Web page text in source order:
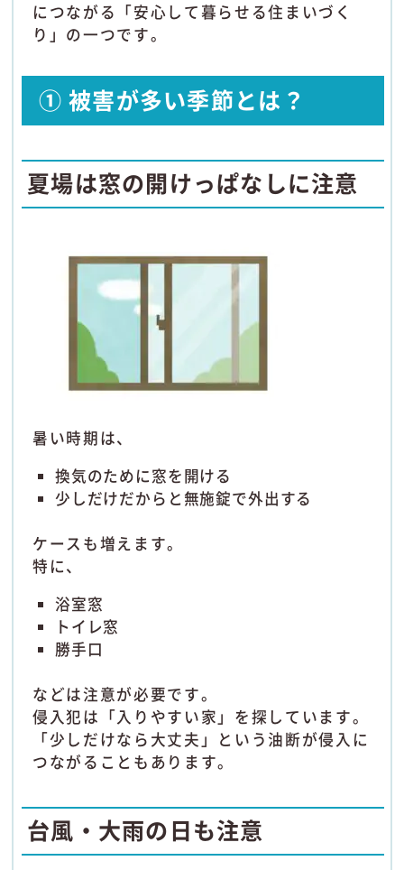
につながる「安心して暮らせる住まいづく
り」の一つです。
① 被害が多い季節とは？
夏場は窓の開けっぱなしに注意
暑い時期は、
換気のために窓を開ける
少しだけだからと無施錠で外出する
ケースも増えます。
特に、
浴室窓
トイレ窓
勝手口
などは注意が必要です。
侵入犯は「入りやすい家」を探しています。
「少しだけなら大丈夫」という油断が侵入に
つながることもあります。
台風・大雨の日も注意